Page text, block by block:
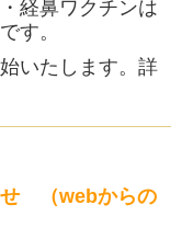
経鼻ワクチンは
す。
いたします。 詳
せ （webからの